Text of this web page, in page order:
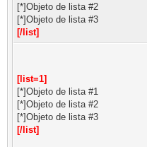
[*]Objeto de lista #2
[*]Objeto de lista #3
[/list]
[list=1]
[*]Objeto de lista #1
[*]Objeto de lista #2
[*]Objeto de lista #3
[/list]